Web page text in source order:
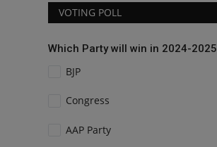
VOTING POLL
Which Party will win in 2024-2025
BJP
Congress
AAP Party